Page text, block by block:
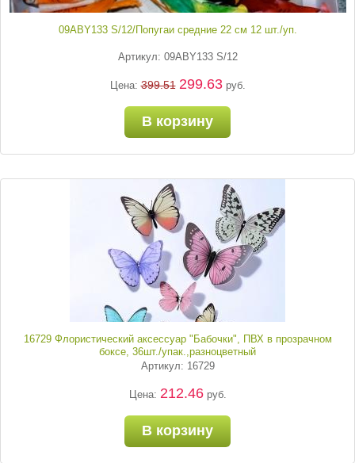
09ABY133 S/12/Попугаи средние 22 см 12 шт./уп.
Артикул: 09ABY133 S/12
Цена:399.51 299.63руб.
В корзину
16729 Флористический аксессуар "Бабочки", ПВХ в прозрачном
боксе, 36шт./упак.,разноцветный
Артикул: 16729
Цена: 212.46руб.
В корзину